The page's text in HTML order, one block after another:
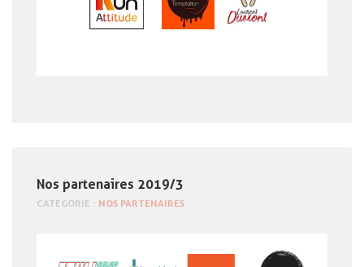
Nos partenaires 2019/3
CATÉGORIE : NOS PARTENAIRES